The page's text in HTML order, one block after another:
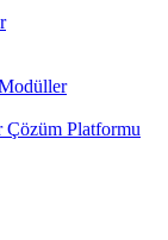
Çözüm Platformu